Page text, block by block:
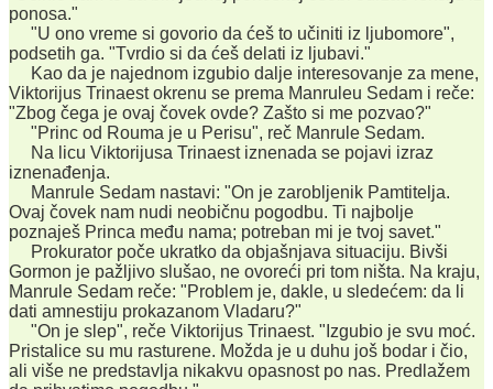
ponosa."
"U ono vreme si govorio da ćeš to učiniti iz ljubomore",
podsetih ga. "Tvrdio si da ćeš delati iz ljubavi."
Kao da je najednom izgubio dalje interesovanje za mene,
Viktorijus Trinaest okrenu se prema Manruleu Sedam i reče:
"Zbog čega je ovaj čovek ovde? Zašto si me pozvao?"
"Princ od Rouma je u Perisu", reč Manrule Sedam.
Na licu Viktorijusa Trinaest iznenada se pojavi izraz
iznenađenja.
Manrule Sedam nastavi: "On je zarobljenik Pamtitelja.
Ovaj čovek nam nudi neobičnu pogodbu. Ti najbolje
poznaješ Princa među nama; potreban mi je tvoj savet."
Prokurator poče ukratko da objašnjava situaciju. Bivši
Gormon je pažljivo slušao, ne ovoreći pri tom ništa. Na kraju,
Manrule Sedam reče: "Problem je, dakle, u sledećem: da li
dati amnestiju prokazanom Vladaru?"
"On je slep", reče Viktorijus Trinaest. "Izgubio je svu moć.
Pristalice su mu rasturene. Možda je u duhu još bodar i čio,
ali više ne predstavlja nikakvu opasnost po nas. Predlažem